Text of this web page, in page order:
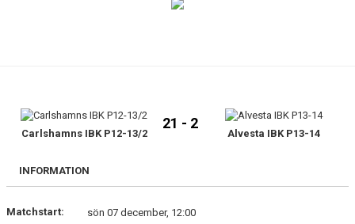
BILDGALLERI
KONTAKT
Carlshamns IBK P12-13/2
21 - 2
Alvesta IBK P13-14
INFORMATION
Matchstart:
sön 07 december, 12:00